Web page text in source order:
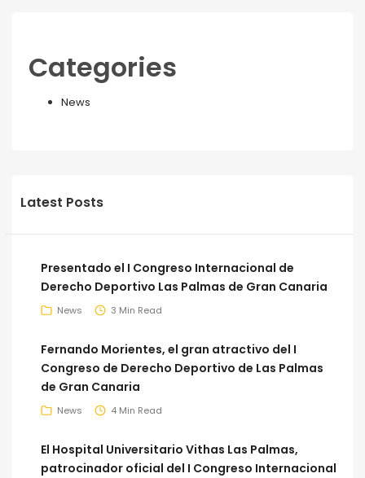
Categories
News
Latest Posts
Presentado el I Congreso Internacional de
Derecho Deportivo Las Palmas de Gran Canaria
News 3 Min Read
Fernando Morientes, el gran atractivo del I
Congreso de Derecho Deportivo de Las Palmas
de Gran Canaria
News 4 Min Read
El Hospital Universitario Vithas Las Palmas,
patrocinador oficial del I Congreso Internacional